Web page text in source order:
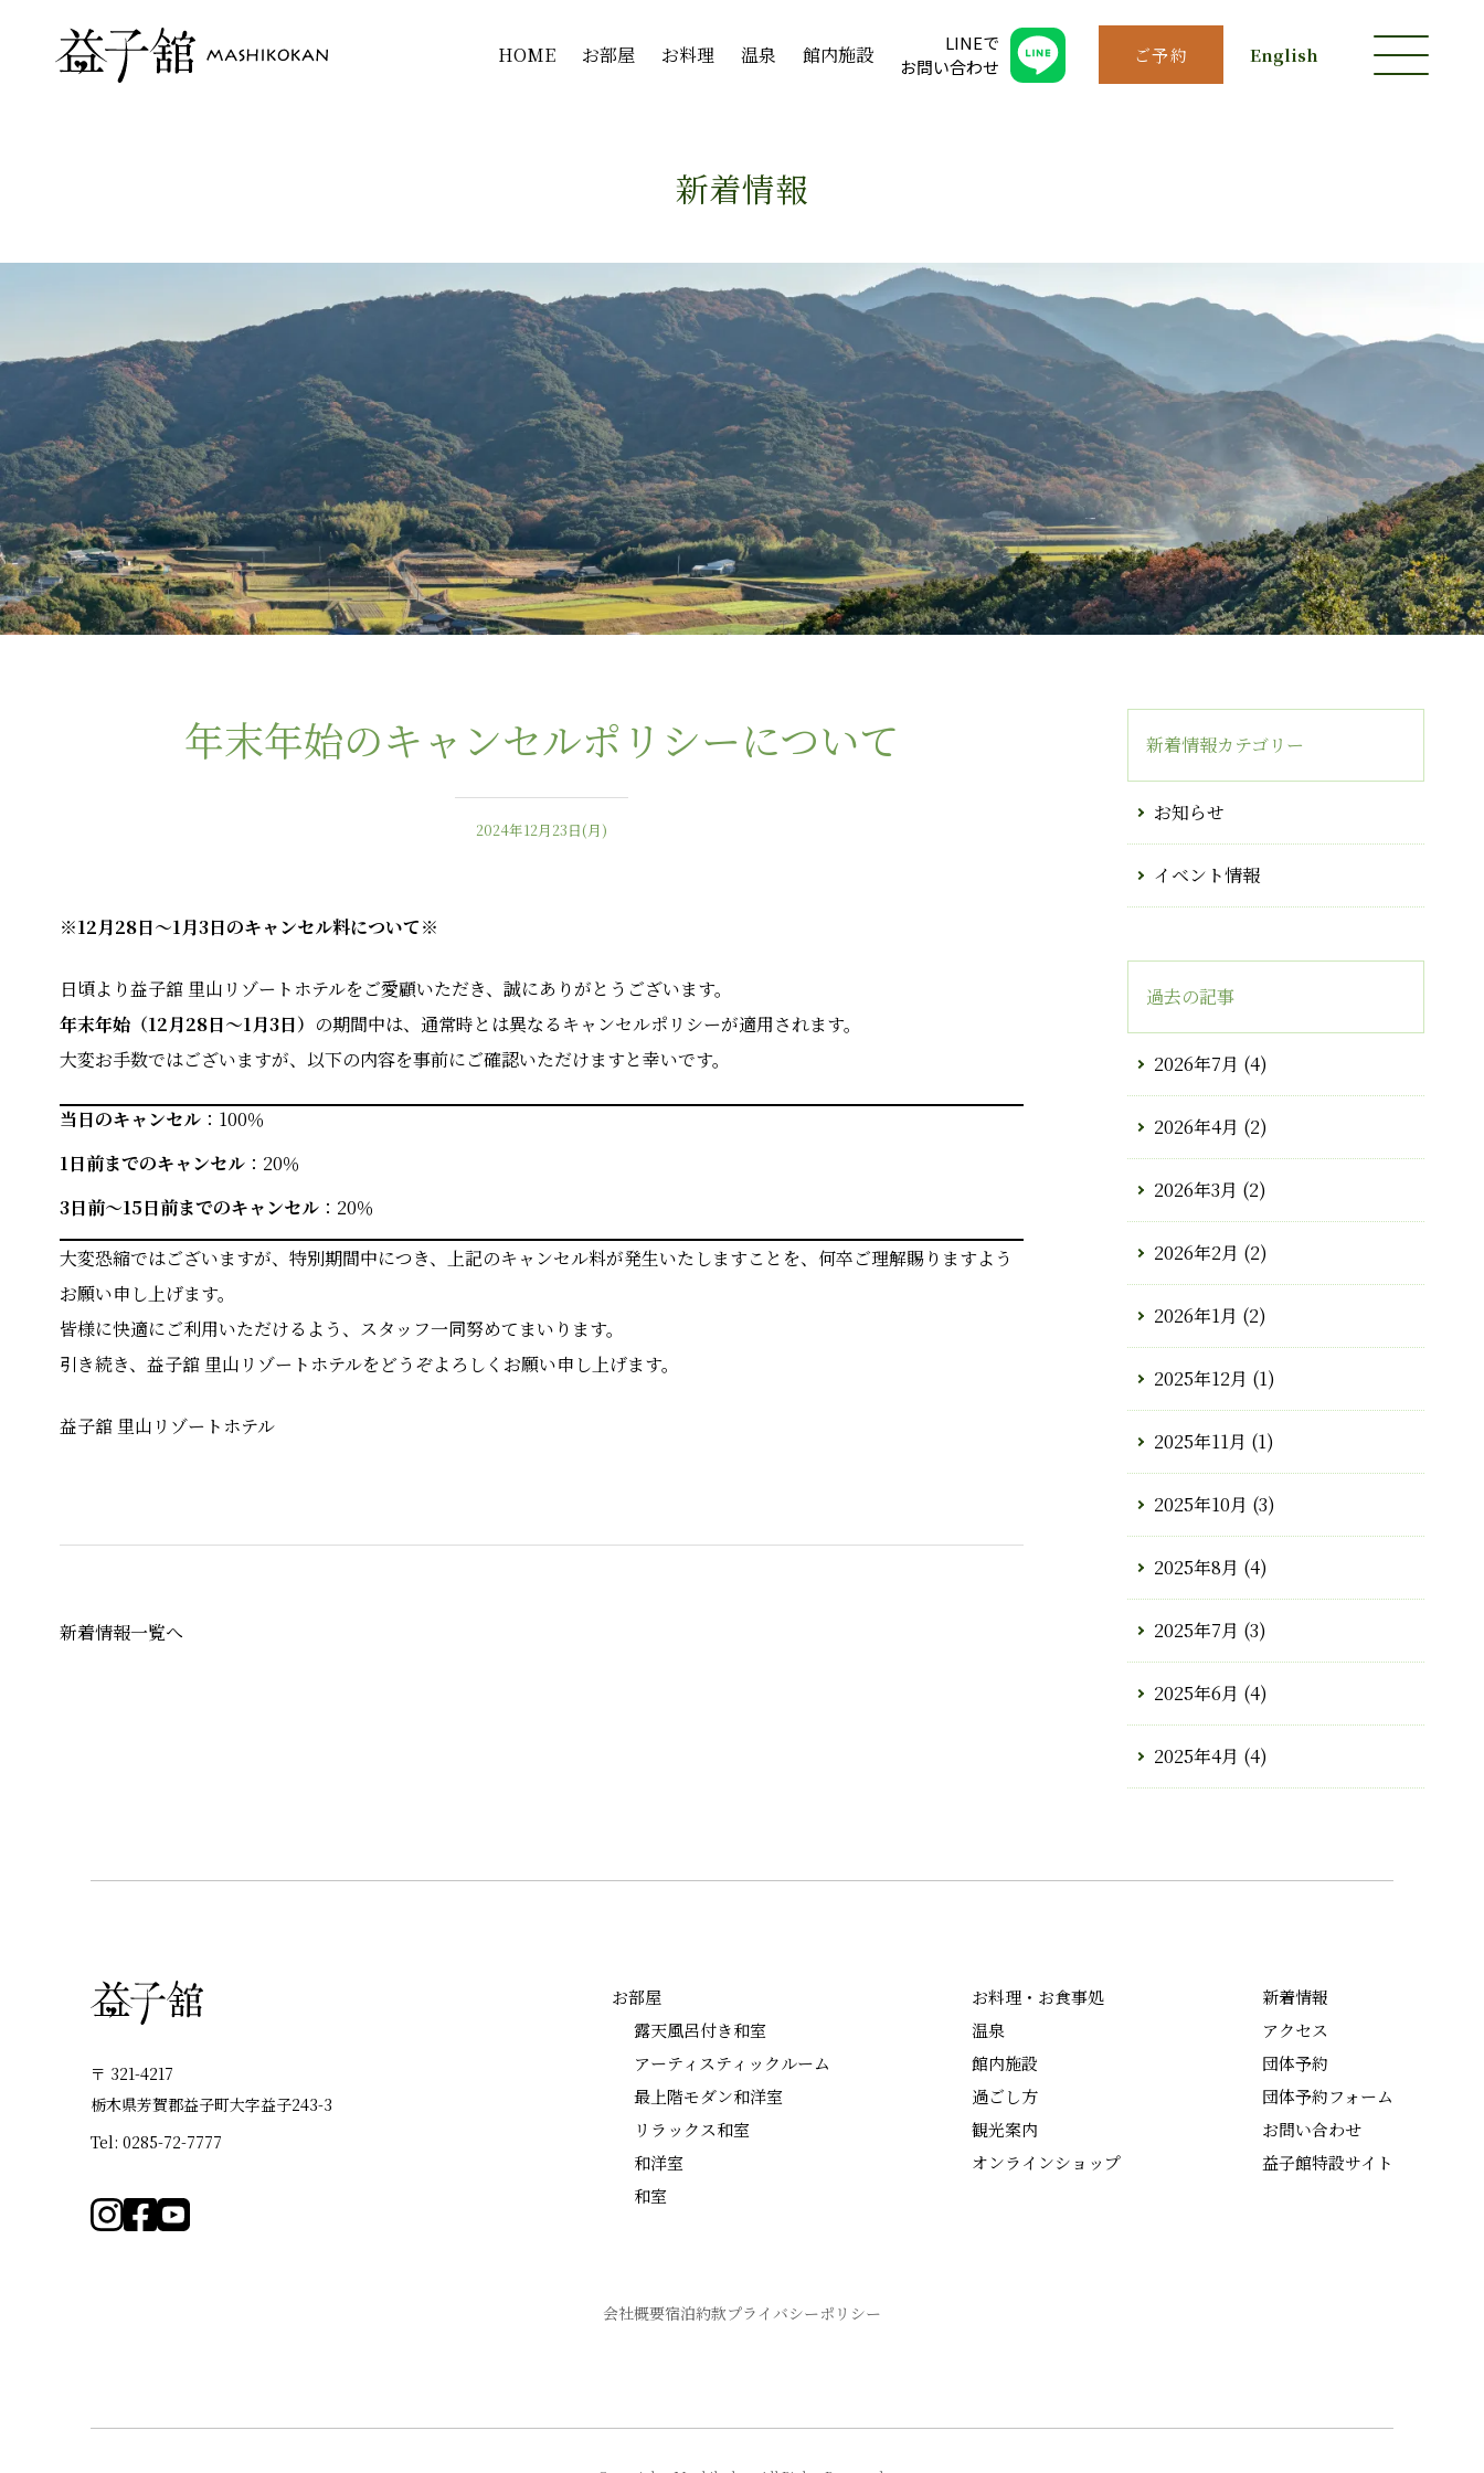
HOME お部屋 お料理 温泉 館内施設
LINEで
お問い合わせ
ご予約 English
新着情報
年末年始のキャンセルポリシーについて
2024年12月23日(月)
※12月28日〜1月3日のキャンセル料について※
日頃より益子舘 里山リゾートホテルをご愛顧いただき、誠にありがとうございます。
年末年始（12月28日〜1月3日） の期間中は、通常時とは異なるキャンセルポリシーが適用されます。
大変お手数ではございますが、以下の内容を事前にご確認いただけますと幸いです。
当日のキャンセル：100％
1日前までのキャンセル：20％
3日前〜15日前までのキャンセル：20％
大変恐縮ではございますが、特別期間中につき、上記のキャンセル料が発生いたしますことを、何卒ご理解賜りますよう
お願い申し上げます。
皆様に快適にご利用いただけるよう、スタッフ一同努めてまいります。
引き続き、益子舘 里山リゾートホテルをどうぞよろしくお願い申し上げます。
益子舘 里山リゾートホテル
新着情報一覧へ
新着情報カテゴリー
お知らせ
イベント情報
過去の記事
2026年7月 (4)
2026年4月 (2)
2026年3月 (2)
2026年2月 (2)
2026年1月 (2)
2025年12月 (1)
2025年11月 (1)
2025年10月 (3)
2025年8月 (4)
2025年7月 (3)
2025年6月 (4)
2025年4月 (4)
〒 321-4217
栃木県芳賀郡益子町大字益子243-3
Tel: 0285-72-7777
お部屋
露天風呂付き和室
アーティスティックルーム
最上階モダン和洋室
リラックス和室
和洋室
和室
お料理・お食事処
温泉
館内施設
過ごし方
観光案内
オンラインショップ
新着情報
アクセス
団体予約
団体予約フォーム
お問い合わせ
益子館特設サイト
会社概要宿泊約款プライバシーポリシー